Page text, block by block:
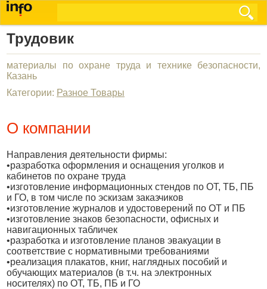
Трудовик
материалы по охране труда и технике безопасности,
Казань
Категории: Разное Товары
О компании
Направления деятельности фирмы:
•разработка оформления и оснащения уголков и
кабинетов по охране труда
•изготовление информационных стендов по ОТ, ТБ, ПБ
и ГО, в том числе по эскизам заказчиков
•изготовление журналов и удостоверений по ОТ и ПБ
•изготовление знаков безопасности, офисных и
навигационных табличек
•разработка и изготовление планов эвакуации в
соответствие с нормативными требованиями
•реализация плакатов, книг, наглядных пособий и
обучающих материалов (в т.ч. на электронных
носителях) по ОТ, ТБ, ПБ и ГО